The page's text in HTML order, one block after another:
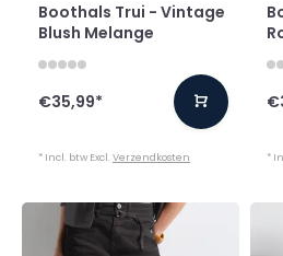
Boothals Trui - Vintage
Blush Melange
€35,99*
* Incl. btw Excl.Verzendkosten *